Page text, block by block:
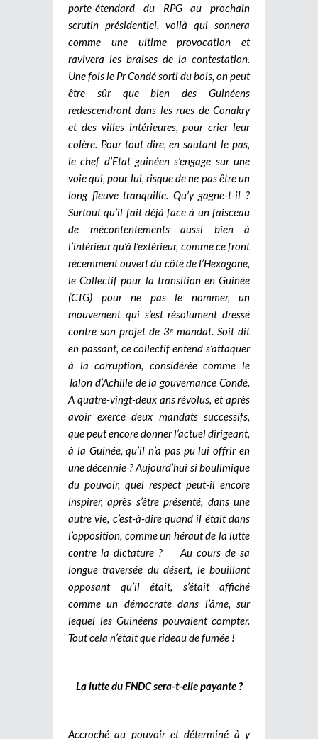
porte-étendard du RPG au prochain
scrutin présidentiel, voilà qui sonnera
comme une ultime provocation et
ravivera les braises de la contestation.
Une fois le Pr Condé sorti du bois, on peut
être sûr que bien des Guinéens
redescendront dans les rues de Conakry
et des villes intérieures, pour crier leur
colère. Pour tout dire, en sautant le pas,
le chef d’Etat guinéen s’engage sur une
voie qui, pour lui, risque de ne pas être un
long fleuve tranquille. Qu’y gagne-t-il ?
Surtout qu’il fait déjà face à un faisceau
de mécontentements aussi bien à
l’intérieur qu’à l’extérieur, comme ce front
récemment ouvert du côté de l’Hexagone,
le Collectif pour la transition en Guinée
(CTG) pour ne pas le nommer, un
mouvement qui s’est résolument dressé
contre son projet de 3e mandat. Soit dit
en passant, ce collectif entend s’attaquer
à la corruption, considérée comme le
Talon d’Achille de la gouvernance Condé.
A quatre-vingt-deux ans révolus, et après
avoir exercé deux mandats successifs,
que peut encore donner l’actuel dirigeant,
à la Guinée, qu’il n’a pas pu lui offrir en
une décennie ? Aujourd’hui si boulimique
du pouvoir, quel respect peut-il encore
inspirer, après s’être présenté, dans une
autre vie, c’est-à-dire quand il était dans
l’opposition, comme un héraut de la lutte
contre la dictature ? Au cours de sa
longue traversée du désert, le bouillant
opposant qu’il était, s’était affiché
comme un démocrate dans l’âme, sur
lequel les Guinéens pouvaient compter.
Tout cela n’était que rideau de fumée !
La lutte du FNDC sera-t-elle payante ?
Accroché au pouvoir et déterminé à y